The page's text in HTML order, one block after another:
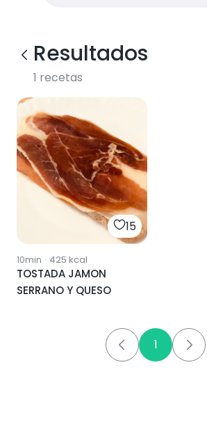
Resultados
1 recetas
15
10min · 425 kcal
TOSTADA JAMON
SERRANO Y QUESO
1